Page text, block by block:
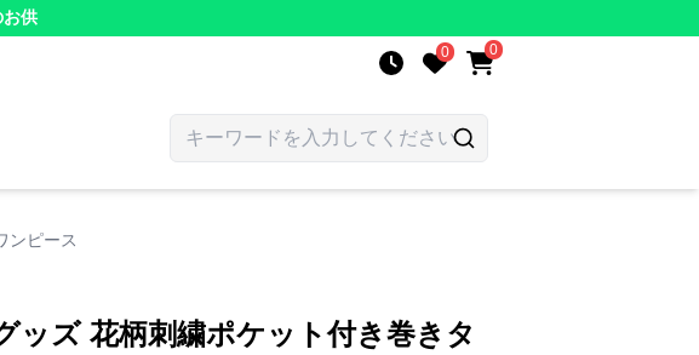
お供
0 0
ンピース
ッズ 花柄刺繍ポケット付き巻きタ